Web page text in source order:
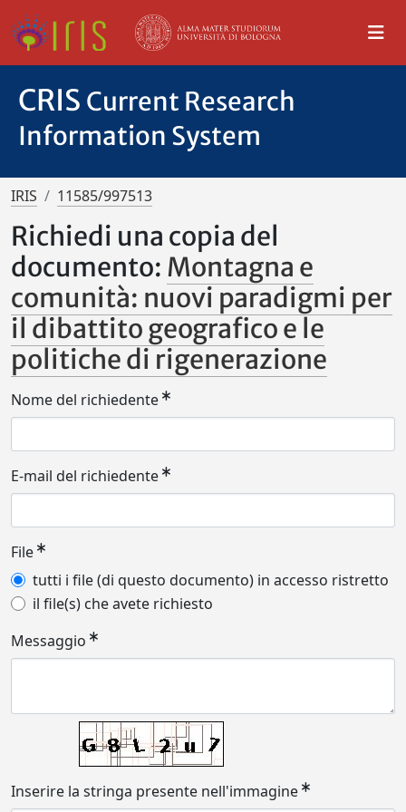
CRIS Current Research
Information System
IRIS 11585/997513
Richiedi una copia del
documento: Montagna e
comunità: nuovi paradigmi per
il dibattito geografico e le
politiche di rigenerazione
Nome del richiedente
E-mail del richiedente
File
tutti i file (di questo documento) in accesso ristretto
il file(s) che avete richiesto
Messaggio
Inserire la stringa presente nell'immagine